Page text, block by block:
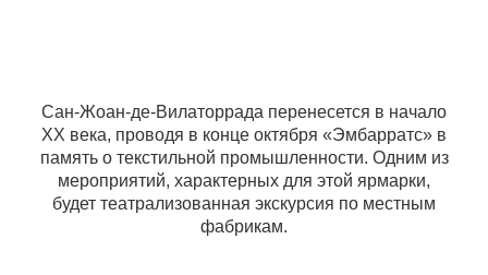
Сан-Жоан-де-Вилаторрада перенесется в начало
XX века, проводя в конце октября «Эмбарратс» в
память о текстильной промышленности. Одним из
мероприятий, характерных для этой ярмарки,
будет театрализованная экскурсия по местным
фабрикам.